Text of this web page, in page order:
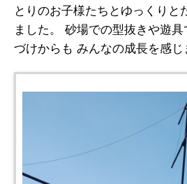
とりのお子様たちとゆっくりと
ました。 砂場での型抜きや遊
づけからも みんなの成長を感じ